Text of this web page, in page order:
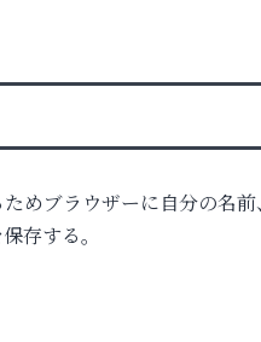
めブラウザーに自分の名前
存する。